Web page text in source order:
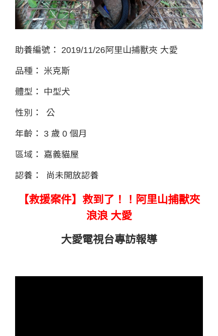
助養編號： 2019/11/26阿里山捕獸夾 大愛
品種： 米克斯
體型： 中型犬
性別： 公
年齡： 3 歲 0 個月
區域： 嘉義貓屋
認養： 尚未開放認養
【救援案件】救到了！！阿里山捕獸夾
浪浪 大愛
大愛電視台專訪報導